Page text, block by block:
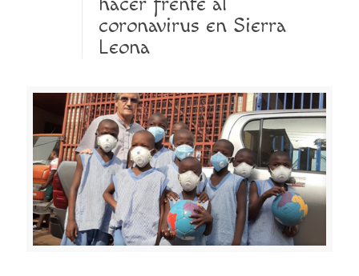
coronavirus en Sierra
Leona